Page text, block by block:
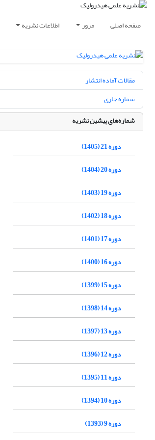
صفحه اصلی مرور اطلاعات نشریه
مقالات آماده انتشار
شماره جاری
شماره‌های پیشین نشریه
دوره 21 (1405)
دوره 20 (1404)
دوره 19 (1403)
دوره 18 (1402)
دوره 17 (1401)
دوره 16 (1400)
دوره 15 (1399)
دوره 14 (1398)
دوره 13 (1397)
دوره 12 (1396)
دوره 11 (1395)
دوره 10 (1394)
دوره 9 (1393)